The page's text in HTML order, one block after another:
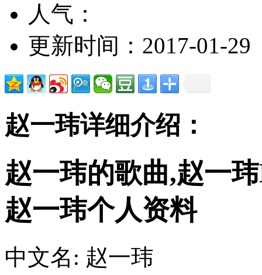
人气：
更新时间：2017-01-29
赵一玮详细介绍：
赵一玮的歌曲,赵一
赵一玮个人资料
中文名: 赵一玮